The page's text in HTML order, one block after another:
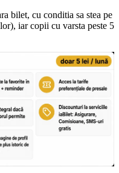
bilet, cu conditia sa stea pe
iar copii cu varsta peste 5